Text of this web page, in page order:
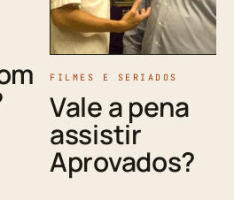
FILMES E SERIADOS
Vale a pena
assistir
Aprovados?